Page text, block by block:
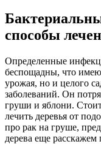
способы
Определенные
беспощадны, что
урожая, но и целого
заболеваний. Он
груши и яблони.
лечить деревья от
про рак на груше,
дерева еще